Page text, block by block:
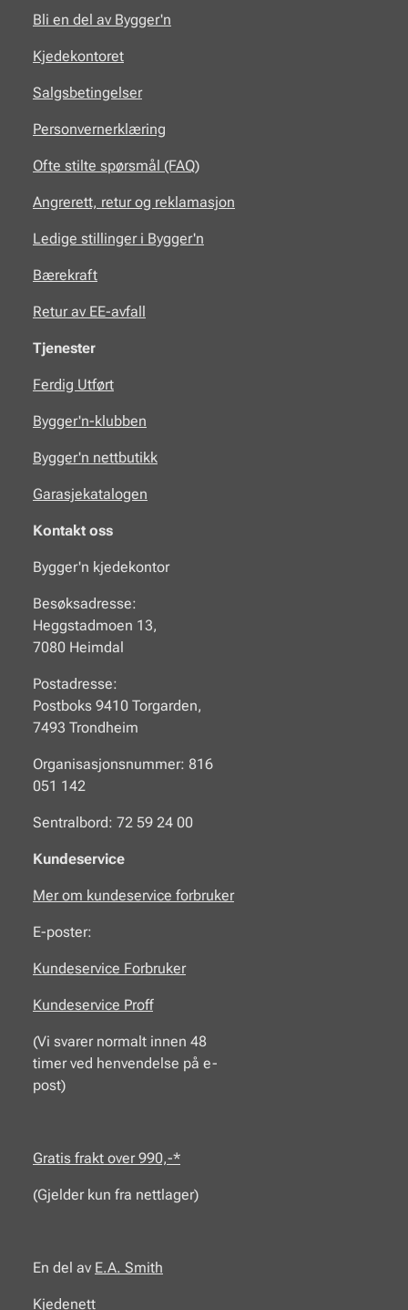
Bli en del av Bygger'n
Kjedekontoret
Salgsbetingelser
Personvernerklæring
Ofte stilte spørsmål (FAQ)
Angrerett, retur og reklamasjon
Ledige stillinger i Bygger'n
Bærekraft
Retur av EE-avfall
Tjenester
Ferdig Utført
Bygger'n-klubben
Bygger'n nettbutikk
Garasjekatalogen
Kontakt oss
Bygger'n kjedekontor
Besøksadresse:
Heggstadmoen 13,
7080 Heimdal
Postadresse:
Postboks 9410 Torgarden,
7493 Trondheim
Organisasjonsnummer: 816
051 142
Sentralbord: 72 59 24 00
Kundeservice
Mer om kundeservice forbruker
E-poster:
Kundeservice Forbruker
Kundeservice Proff
(Vi svarer normalt innen 48
timer ved henvendelse på e-
post)
Gratis frakt over 990,-*
(Gjelder kun fra nettlager)
En del av E.A. Smith
Kjedenett